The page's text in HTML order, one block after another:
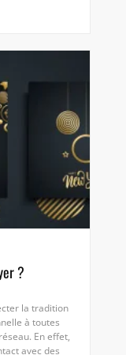
?
la tradition
à toutes
En effet,
avec des